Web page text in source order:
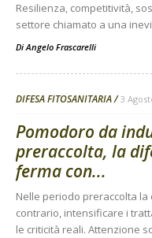
Resilienza, competitività,
settore chiamato a una
DiAngelo Frascarelli
DIFESA FITOSANITARIA 3
Pomodoro da
preraccolta, la
ferma con...
Nelle periodo preraccolta
contrario, intensificare i
le criticità reali. Attenzione